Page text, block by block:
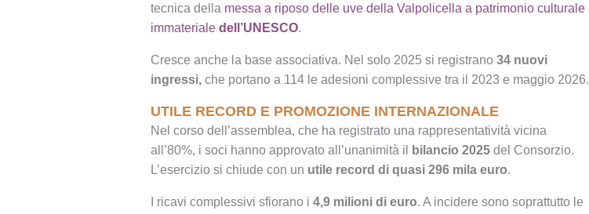
tecnica della messa a riposo delle uve della Valpolicella a patrimonio culturale
immateriale dell’UNESCO.
Cresce anche la base associativa. Nel solo 2025 si registrano 34 nuovi
ingressi, che portano a 114 le adesioni complessive tra il 2023 e maggio 2026.
UTILE RECORD E PROMOZIONE INTERNAZIONALE
Nel corso dell’assemblea, che ha registrato una rappresentatività vicina
all’80%, i soci hanno approvato all’unanimità il
bilancio 2025 del Consorzio.
L’esercizio si chiude con un utile record di quasi 296 mila euro.
I ricavi complessivi sfiorano i 4,9 milioni di euro. A incidere sono soprattutto le